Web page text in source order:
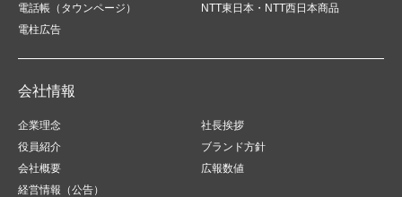
電話帳（タウンページ）
NTT東日本・NTT西日本商品
電柱広告
会社情報
企業理念
社長挨拶
役員紹介
ブランド方針
会社概要
広報数値
経営情報（公告）